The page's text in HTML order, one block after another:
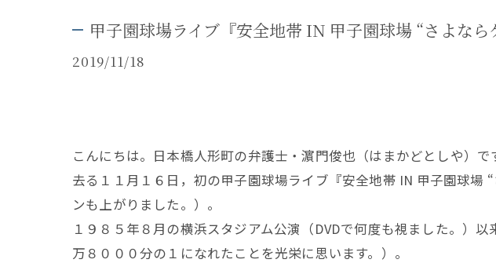
甲子園球場ライブ『安全地帯 IN 甲子園球場 “さよなら
2019/11/18
こんにちは。日本橋人形町の弁護士・濵門俊也（はまかどとしや）で
去る１１月１６日，初の甲子園球場ライブ『安全地帯 IN 甲子園球場
ンも上がりました。）。
１９８５年８月の横浜スタジアム公演（DVDで何度も視ました。）
万８０００分の１になれたことを光栄に思います。）。